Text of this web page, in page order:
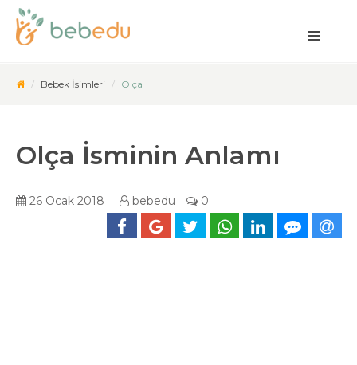
Bebek İsimleri Olça
Olça İsminin Anlamı
26 Ocak 2018 bebedu 0